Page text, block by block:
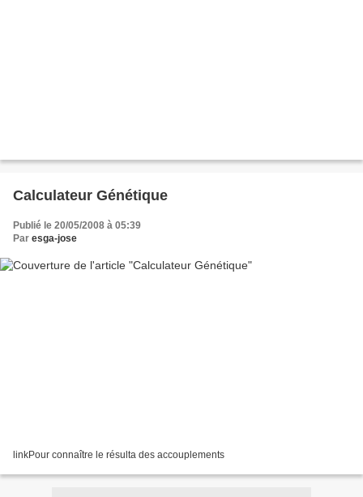
Calculateur Génétique
Publié le 20/05/2008 à 05:39
Par esga-jose
linkPour connaître le résulta des accouplements